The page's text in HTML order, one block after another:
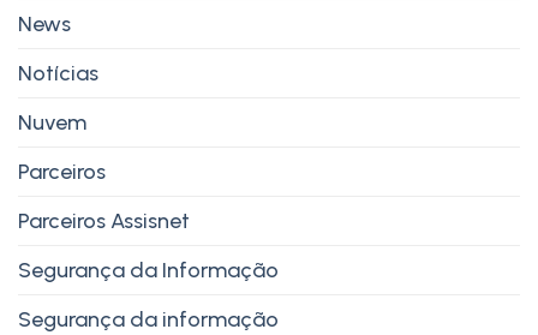
News
Notícias
Nuvem
Parceiros
Parceiros Assisnet
Segurança da Informação
Segurança da informação